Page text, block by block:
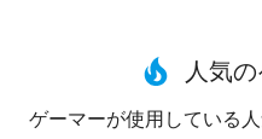
人気
ゲーマーが使用している